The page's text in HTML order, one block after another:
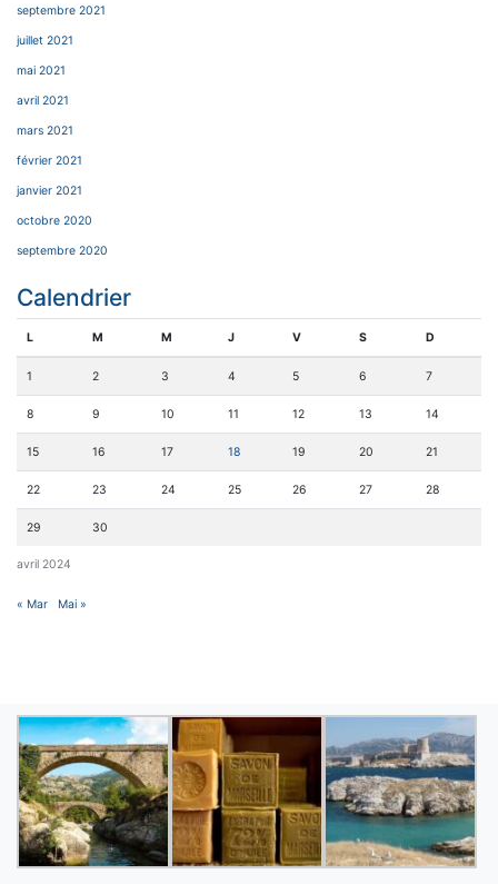
septembre 2021
juillet 2021
mai 2021
avril 2021
mars 2021
février 2021
janvier 2021
octobre 2020
septembre 2020
Calendrier
avril 2024
L M M J V S D
1 2 3 4 5 6 7
8 9 10 11 12 13 14
15 16 17 18 19 20 21
22 23 24 25 26 27 28
29 30
« Mar Mai »